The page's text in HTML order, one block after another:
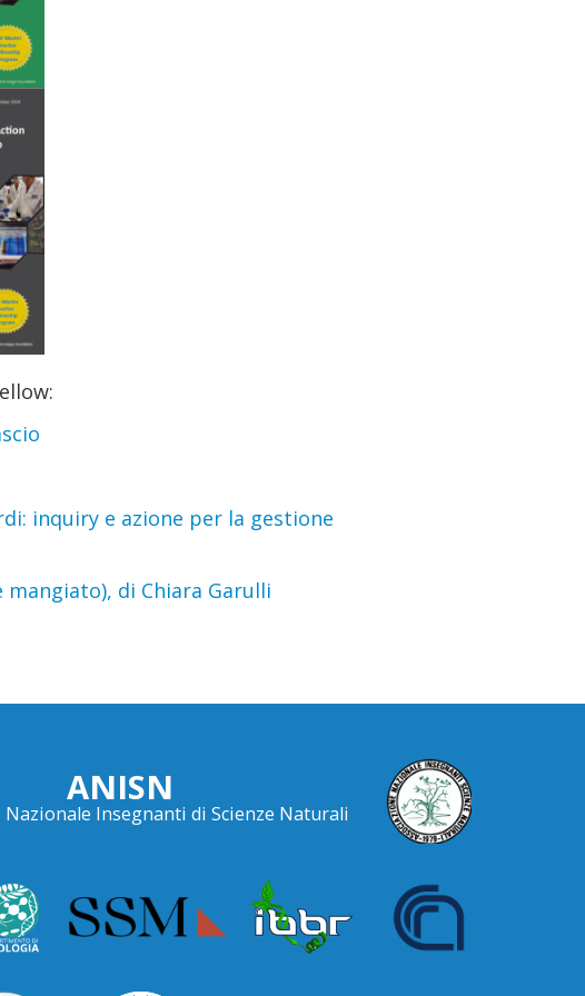
inquiry e azione per la gestione
di Chiara Garulli
ANISN
Nazionale Insegnanti di Scienze Naturali